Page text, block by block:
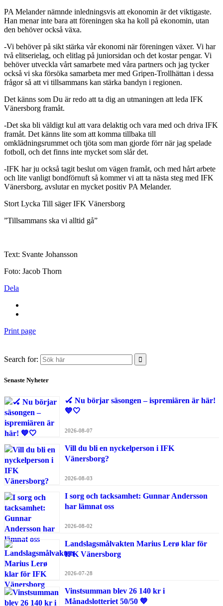
PA Melander nämnde inledningsvis att ekonomin är det viktigaste.
Han menar inte bara att föreningen ska ha koll på ekonomin, utan
den behöver också växa.
-Vi behöver på sikt stärka vår ekonomi när föreningen växer. Vi har
två elitserielag, och elitlag på juniorsidan och det kostar pengar. Vi
behöver utveckla vårt samarbete med våra partners och jag tycker
också vi ska försöka samarbeta mer med Gripen-Trollhättan i dessa
frågor så att vi tillsammans kan stärka bandyn i regionen.
Det känns som Du är redo att ta dig an utmaningen att leda IFK
Vänersborg framåt.
-Det ska bli väldigt kul att vara delaktig och vara med och driva IFK
framåt. Det känns lite som att komma tillbaka till
omklädningsrummet och tjöta som man gjorde förr när jag spelade
fotboll, och det finns inte mycket som slår det.
-IFK har ju också tagit beslut om vägen framåt, och med hårt arbete
och lite vanligt bondförnuft så kommer vi att ta nästa steg med IFK
Vänersborg, avslutar en mycket positiv PA Melander.
Stort Lycka Till säger IFK Vänersborg
”Tillsammans ska vi alltid gå”
Text: Svante Johansson
Foto: Jacob Thorn
Dela
Print page
Search for:
Senaste Nyheter
🏑 Nu börjar säsongen – ispremiären är här!
💙🤍
2026-08-07
Vill du bli en nyckelperson i IFK
Vänersborg?
2026-08-03
I sorg och tacksamhet: Gunnar Andersson
har lämnat oss
2026-08-02
Landslagsmålvakten Marius Lerø klar för
IFK Vänersborg
2026-07-28
Vinstsumman blev 26 140 kr i
Månadslotteriet 50/50 💙